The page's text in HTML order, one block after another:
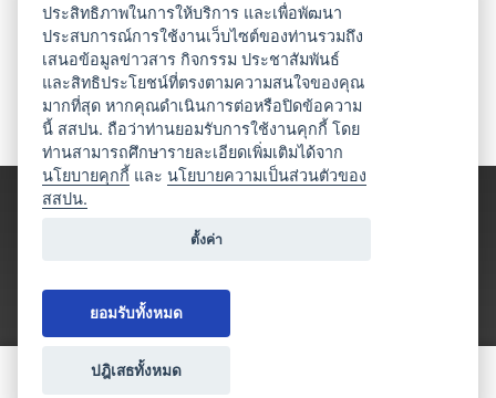
ประสิทธิภาพในการให้บริการ และเพื่อพัฒนา
ประสบการณ์การใช้งานเว็บไซต์ของท่านรวมถึง
เสนอข้อมูลข่าวสาร กิจกรรม ประชาสัมพันธ์
และสิทธิประโยชน์ที่ตรงตามความสนใจของคุณ
มากที่สุด หากคุณดำเนินการต่อหรือปิดข้อความ
นี้ สสปน. ถือว่าท่านยอมรับการใช้งานคุกกี้ โดย
ท่านสามารถศึกษารายละเอียดเพิ่มเติมได้จาก
นโยบายคุกกี้ และนโยบายความเป็นส่วนตัวของ
สสปน.
ตั้งค่า
ยอมรับทั้งหมด
ปฎิเสธทั้งหมด